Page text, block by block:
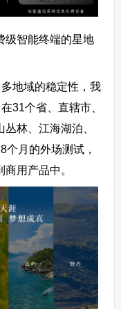
级智能终端的星地
地域的稳定性，我
31个省、直辖市、
林、江海湖泊、
月的外场测试，
用产品中。